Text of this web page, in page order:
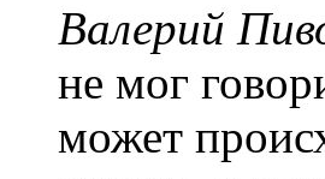
Валерий
не мог
может